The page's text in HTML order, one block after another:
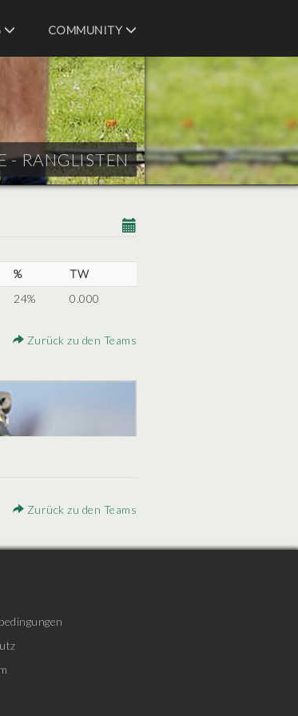
COMMUNITY
- RANGLISTEN
%
TW
24% 0.000
Zurück zu den Teams
Zurück zu den Teams